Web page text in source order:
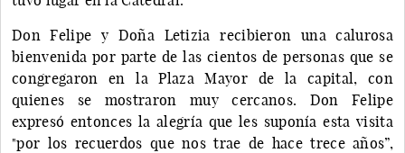
Don Felipe y Doña Letizia recibieron una calurosa
bienvenida por parte de las cientos de personas que se
congregaron en la Plaza Mayor de la capital, con
quienes se mostraron muy cercanos. Don Felipe
expresó entonces la alegría que les suponía esta visita
"por los recuerdos que nos trae de hace trece años”,